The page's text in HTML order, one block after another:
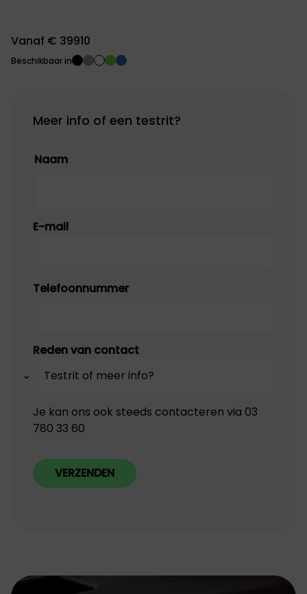
Vanaf € 39910
Beschikbaar in
Meer info of een testrit?
Naam
E-mail
Telefoonnummer
Reden van contact
Je kan ons ook steeds contacteren via 03
780 33 60
VERZENDEN